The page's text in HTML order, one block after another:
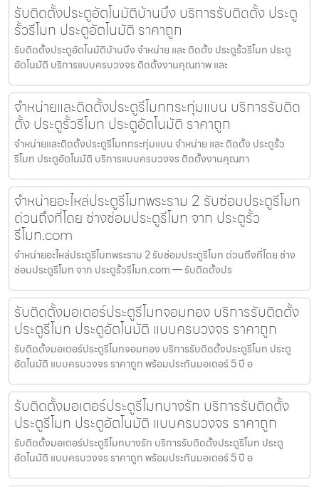
รับติดตั้งประตูอัตโนมัติบ้านบึง บริการรับติดตั้ง ประตู
รั้วรีโมท ประตูอัตโนมัติ ราคาถูก
รับติดตั้งประตูอัตโนมัติบ้านบึง จำหน่าย และ ติดตั้ง ประตูรั้วรีโมท ประตู
อัตโนมัติ บริการแบบครบวงจร ติดตั้งงานคุณภาพ และ
จำหน่ายและติดตั้งประตูรีโมทกระทุ่มแบน บริการรับติด
ตั้ง ประตูรั้วรีโมท ประตูอัตโนมัติ ราคาถูก
จำหน่ายและติดตั้งประตูรีโมทกระทุ่มแบน จำหน่าย และ ติดตั้ง ประตูรั้ว
รีโมท ประตูอัตโนมัติ บริการแบบครบวงจร ติดตั้งงานคุณภา
จำหน่ายอะไหล่ประตูรีโมทพระราม 2 รับซ่อมประตูรีโมท
ด่วนถึงที่โดย ช่างซ่อมประตูรีโมท จาก ประตูรั้ว
รีโมท.com
จำหน่ายอะไหล่ประตูรีโมทพระราม 2 รับซ่อมประตูรีโมท ด่วนถึงที่โดย ช่าง
ซ่อมประตูรีโมท จาก ประตูรั้วรีโมท.com — รับติดตั้งปร
รับติดตั้งมอเตอร์ประตูรีโมทจอมทอง บริการรับติดตั้ง
ประตูรีโมท ประตูอัตโนมัติ แบบครบวงจร ราคาถูก
รับติดตั้งมอเตอร์ประตูรีโมทจอมทอง บริการรับติดตั้งประตูรีโมท ประตู
อัตโนมัติ แบบครบวงจร ราคาถูก พร้อมประกันมอเตอร์ 5 ปี อ
รับติดตั้งมอเตอร์ประตูรีโมทบางรัก บริการรับติดตั้ง
ประตูรีโมท ประตูอัตโนมัติ แบบครบวงจร ราคาถูก
รับติดตั้งมอเตอร์ประตูรีโมทบางรัก บริการรับติดตั้งประตูรีโมท ประตู
อัตโนมัติ แบบครบวงจร ราคาถูก พร้อมประกันมอเตอร์ 5 ปี อ